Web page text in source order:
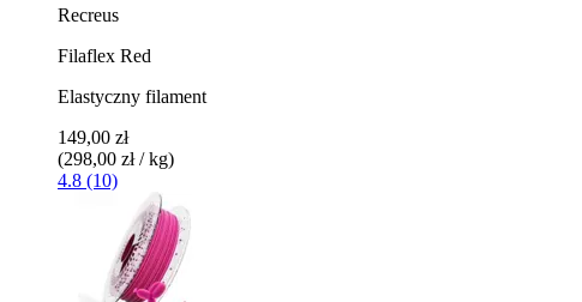
Recreus
Filaflex Red
Elastyczny filament
149,00 zł
(298,00 zł / kg)
4.8 (10)